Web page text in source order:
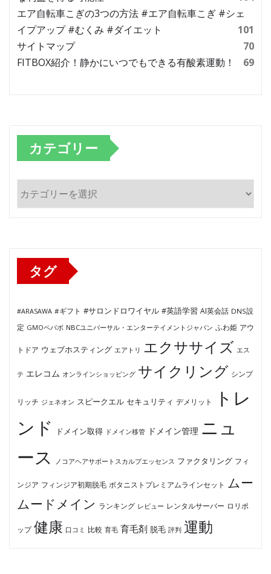
エア自転車こぎの3つの方法 #エア自転車こぎ #シェ
イプアップ #むくみ #ダイエット
101
サイトマップ
70
FITBOX紹介！静かにいつでもできる有酸素運動！
69
カテゴリー
テ
タグ
#ARASAWA #ギフト #サロンドロワイヤル #英語学習 AI英会話 DNS設
定 GMOペパボ NBCユニバーサル・エンターテイメントジャパン ふわ姫 アウ
トドア ウェブホスティング エアトリ エクササイズ エス
テ エレコム オンラインショッピング サイクリング シンプ
リッチ ジェネオン スピークエル セキュリティ デメリット
トレ
ンド
ドメイン取得 ドメイン移管 ドメイン管理 ニュ
ース
ノコアヘアサポートスカルプエッセンス ファクタリング フィ
ンジア フィンジア初期脱毛 ボタニストプレミアムラインセット ムー
ムードメイン ランキング レビュー レンタルサーバー ロリポ
ップ 健康 口コミ 比較 育毛 育毛剤 脱毛 評判 運動